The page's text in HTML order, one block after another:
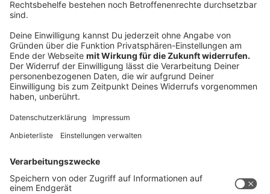
Welche Alternative zur App noch kommen
soll
Anzeige
Übrigens: Künftig soll es auch einen ePA-Client geben,
eigene Akte verschaffen kann. Dass es diesen Weg
geben soll, findet Sabine Wolter wichtig: "Uns wird
firm sind mit dem Smartphone, durchaus im Beruf aber